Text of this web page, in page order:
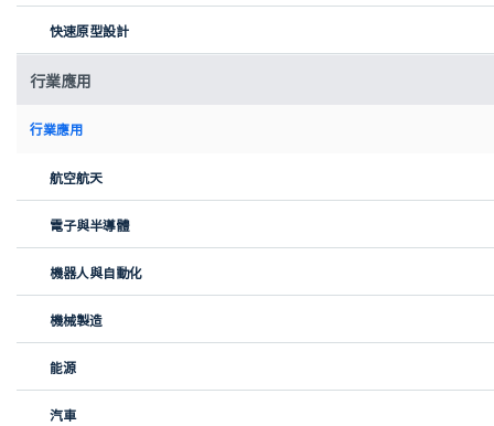
快速原型設計
行業應用
行業應用
航空航天
電子與半導體
機器人與自動化
機械製造
能源
汽車
4 接收所需部件
您將在短短幾天內收到訂購的部件，並且會直接配送到您
Xometry SLM 3D打印優勢
大規模生產能力
我們擁有面向全球的製造網絡，其中包括 5,000多間經過